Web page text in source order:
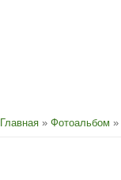
Главная » Фотоальбом »